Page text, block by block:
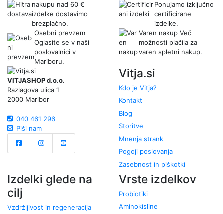
nakupu nad 60 €
izdelke dostavimo
brezplačno.
Ponujamo izključno
certificirane
izdelke.
Osebni prevzem
Oglasite se v naši
poslovalnici v
Mariboru.
Varen nakup Več
možnosti plačila za
varen spletni nakup.
VITJASHOP d.o.o.
Razlagova ulica 1
2000 Maribor
040 461 296
Piši nam
Vitja.si
Kdo je Vitja?
Kontakt
Blog
Storitve
Mnenja strank
Pogoji poslovanja
Zasebnost in piškotki
Izdelki glede na
cilj
Vzdržljivost in regeneracija
Vrste izdelkov
Probiotiki
Aminokisline